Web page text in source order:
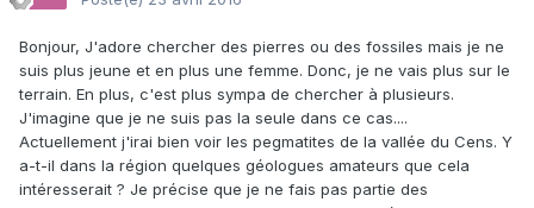
Bonjour, J'adore chercher des pierres ou des fossiles mais je ne
suis plus jeune et en plus une femme. Donc, je ne vais plus sur le
terrain. En plus, c'est plus sympa de chercher à plusieurs.
J'imagine que je ne suis pas la seule dans ce cas....
Actuellement j'irai bien voir les pegmatites de la vallée du Cens. Y
a-t-il dans la région quelques géologues amateurs que cela
intéresserait ? Je précise que je ne fais pas partie des